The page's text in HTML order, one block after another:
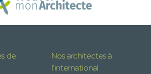
de
Nos architectes à
l'international